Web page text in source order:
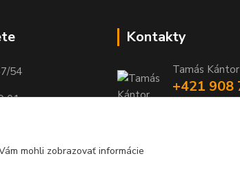
54
01
Kontakty
Tamás Kántor
+421 908
mohli zobrazovať informácie